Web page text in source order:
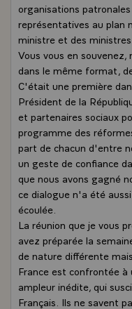
organisations
représentatives au plan
ministre et des ministres
Vous vous en souvenez,
dans le même format,
C'était une première
Président de la
et partenaires sociaux
programme des
part de chacun d'entre
un geste de confiance
que nous avons gagné
ce dialogue n'a été
écoulée.
La réunion que je vous
avez préparée la
de nature différente
France est confrontée à
ampleur inédite, qui
Français. Ils ne savent